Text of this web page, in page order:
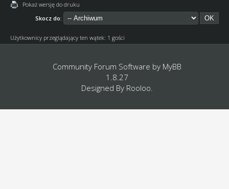
Pokaż wersję do druku
Skocz do:
Użytkownicy przeglądający ten wątek: 1 gości
Community Forum Software by MyBB
1.8.27
Designed By Rooloo.